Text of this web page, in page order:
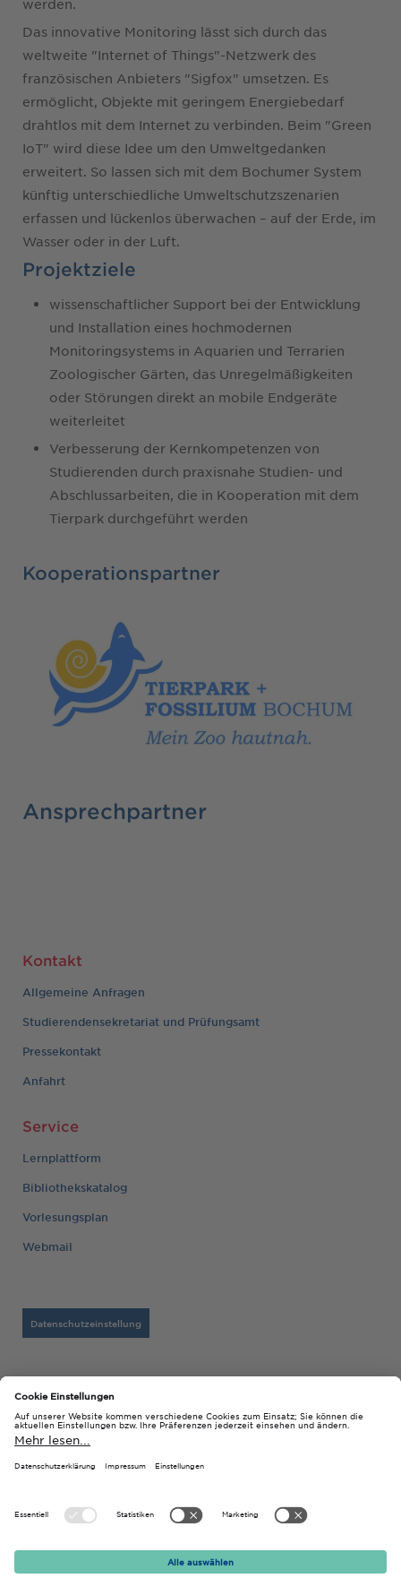
werden.
Das innovative Monitoring lässt sich durch das
weltweite "Internet of Things"-Netzwerk des
französischen Anbieters "Sigfox" umsetzen. Es
ermöglicht, Objekte mit geringem Energiebedarf
drahtlos mit dem Internet zu verbinden. Beim "Green
IoT" wird diese Idee um den Umweltgedanken
erweitert. So lassen sich mit dem Bochumer System
künftig unterschiedliche Umweltschutzszenarien
erfassen und lückenlos überwachen – auf der Erde, im
Wasser oder in der Luft.
Projektziele
wissenschaftlicher Support bei der Entwicklung
und Installation eines hochmodernen
Monitoringsystems in Aquarien und Terrarien
Zoologischer Gärten, das Unregelmäßigkeiten
oder Störungen direkt an mobile Endgeräte
weiterleitet
Verbesserung der Kernkompetenzen von
Studierenden durch praxisnahe Studien- und
Abschlussarbeiten, die in Kooperation mit dem
Tierpark durchgeführt werden
Kooperationspartner
Ansprechpartner
Kontakt
Allgemeine Anfragen
Studierendensekretariat und Prüfungsamt
Pressekontakt
Anfahrt
Service
Lernplattform
Bibliothekskatalog
Vorlesungsplan
Webmail
Datenschutzeinstellung